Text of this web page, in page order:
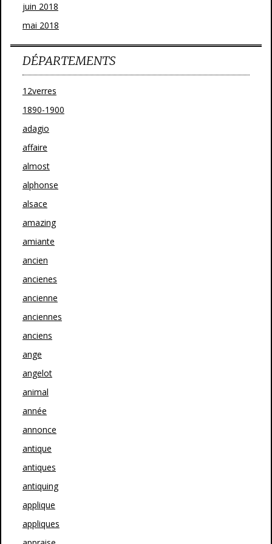
juin 2018
mai 2018
DÉPARTEMENTS
12verres
1890-1900
adagio
affaire
almost
alphonse
alsace
amazing
amiante
ancien
ancienes
ancienne
anciennes
anciens
ange
angelot
animal
année
annonce
antique
antiques
antiquing
applique
appliques